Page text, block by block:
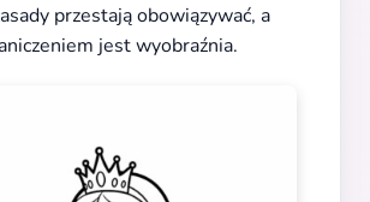
przestają obowiązywać, a
jest wyobraźnia.